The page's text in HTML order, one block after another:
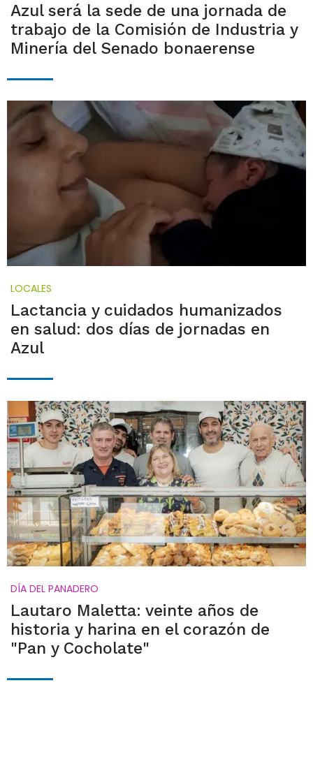
Azul será la sede de una jornada de
trabajo de la Comisión de Industria y
Minería del Senado bonaerense
LOCALES
Lactancia y cuidados humanizados
en salud: dos días de jornadas en
Azul
DÍA DEL PANADERO
Lautaro Maletta: veinte años de
historia y harina en el corazón de
"Pan y Cocholate"